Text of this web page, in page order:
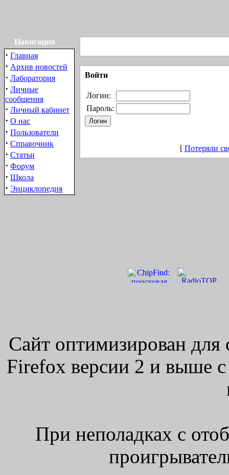
Навигация
· Главная
· Архив новостей
· Лаборатория
· Личные
сообщения
· Личный кабинет
· О нас
· Пользователи
· Справочник
· Статьи
· Форум
· Школа
· Энциклопедия
Войти
Логин:
Пароль:
[ Потеряли
Сайт оптимизирован для
Firefox версии 2 и выше
При неполадках с